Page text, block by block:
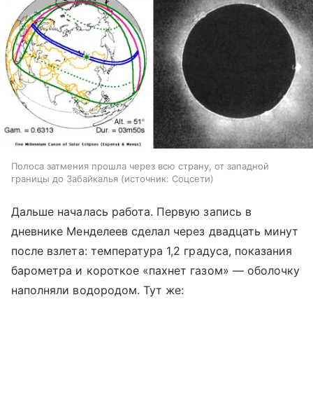
Полоса затмения прошла через всю страну, от западной
границы до Забайкалья
источник: Соцсети
Дальше началась работа. Первую запись в
дневнике Менделеев сделал через двадцать минут
после взлета: температура 1,2 градуса, показания
барометра и короткое «пахнет газом» — оболочку
наполняли водородом. Тут же: